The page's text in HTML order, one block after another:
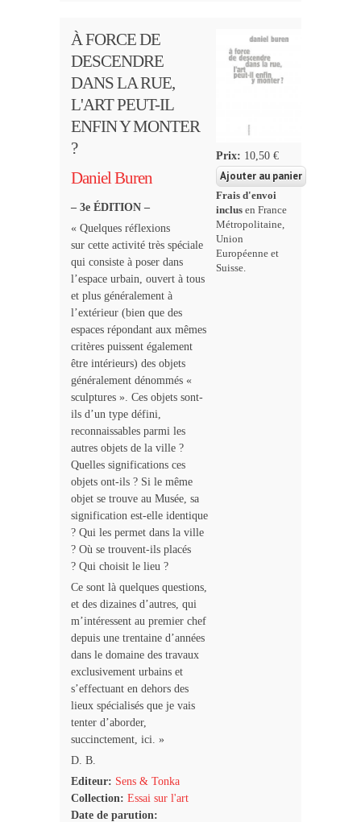
À FORCE DE
DESCENDRE
DANS LA RUE,
L'ART PEUT-IL
ENFIN Y MONTER
?
Daniel Buren
– 3e ÉDITION –
« Quelques réflexions
sur cette activité très spéciale
qui consiste à poser dans
l’espace urbain, ouvert à tous
et plus généralement à
l’extérieur (bien que des
espaces répondant aux mêmes
critères puissent également
être intérieurs) des objets
généralement dénommés «
sculptures ». Ces objets sont-
ils d’un type défini,
reconnaissables parmi les
autres objets de la ville ?
Quelles significations ces
objets ont-ils ? Si le même
objet se trouve au Musée, sa
signification est-elle identique
? Qui les permet dans la ville
? Où se trouvent-ils placés
? Qui choisit le lieu ?
Ce sont là quelques questions,
et des dizaines d’autres, qui
m’intéressent au premier chef
depuis une trentaine d’années
dans le domaine des travaux
exclusivement urbains et
s’effectuant en dehors des
lieux spécialisés que je vais
tenter d’aborder,
succinctement, ici. »
D. B.
Editeur: Sens & Tonka
Collection: Essai sur l'art
Date de parution:
Prix: 10,50 €
Frais d'envoi
inclus en France
Métropolitaine,
Union
Européenne et
Suisse.